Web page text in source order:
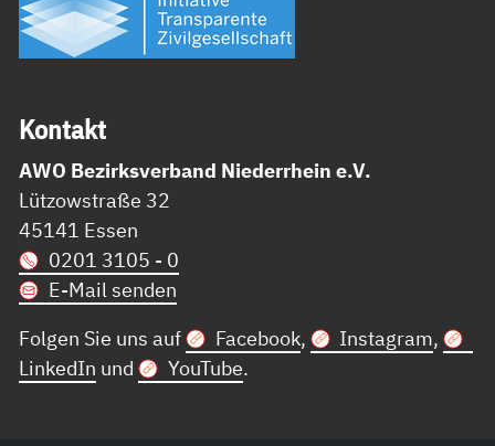
Kon­takt
AWO Bezirksverband Niederrhein e.V.
Lützowstraße 32
45141 Essen
0201 3105 - 0
E-Mail senden
Folgen Sie uns auf
Facebook, Instagram,
LinkedIn und YouTube.